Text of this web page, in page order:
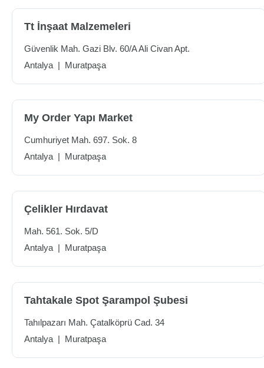
Tt İnşaat Malzemeleri
Güvenlik Mah. Gazi Blv. 60/A Ali Civan Apt.
Antalya | Muratpaşa
My Order Yapı Market
Cumhuriyet Mah. 697. Sok. 8
Antalya | Muratpaşa
Çelikler Hırdavat
Mah. 561. Sok. 5/D
Antalya | Muratpaşa
Tahtakale Spot Şarampol Şubesi
Tahılpazarı Mah. Çatalköprü Cad. 34
Antalya | Muratpaşa